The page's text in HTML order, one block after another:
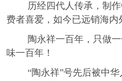
历经四代人传承，制
费者喜爱，如今已远销海内
陶永祥一百年，只做
味一百年！
“陶永祥”号先后被中华